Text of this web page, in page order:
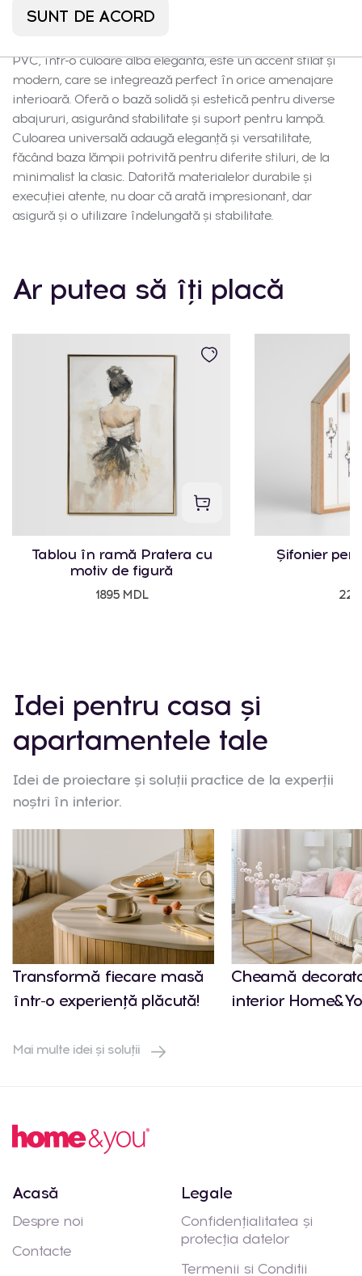
PVC, într-o culoare albă elegantă, este un accent stilat și
modern, care se integrează perfect în orice amenajare
interioară. Oferă o bază solidă și estetică pentru diverse
abajururi, asigurând stabilitate și suport pentru lampă.
Culoarea universală adaugă eleganță și versatilitate,
făcând baza lămpii potrivită pentru diferite stiluri, de la
minimalist la clasic. Datorită materialelor durabile și
execuției atente, nu doar că arată impresionant, dar
asigură și o utilizare îndelungată și stabilitate.
Ar putea să îți placă
Tablou în ramă Pratera cu
motiv de figură
1895 MDL
Șifonier
Idei pentru casa și
apartamentele tale
Idei de proiectare și soluții practice de la experții
noștri în interior.
Transformă fiecare masă
într-o experiență plăcută!
Cheamă
interior
Mai multe idei și soluții
Acasă
Despre noi
Contacte
Legale
Confidențialitatea și
protecția datelor
Termenii si Conditii
SUNT DE ACORD